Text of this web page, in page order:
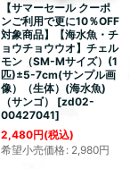
【サマーセール クーポ
ンご利用で更に10％OFF
対象商品】【海水魚・チ
ョウチョウウオ】チェル
モン（SM-Mサイズ）(1
匹)±5-7cm(サンプル画
像）（生体）(海水魚)
（サンゴ）
[zd02-
00427041]
2,480円(税込)
希望小売価格: 2,980円